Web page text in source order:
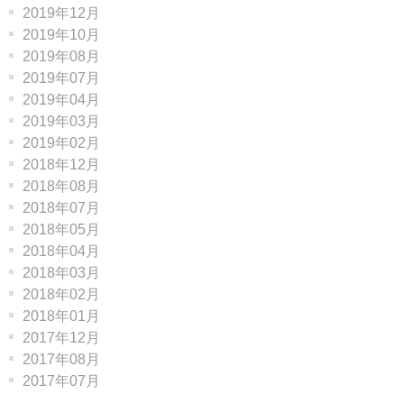
2019年12月
2019年10月
2019年08月
2019年07月
2019年04月
2019年03月
2019年02月
2018年12月
2018年08月
2018年07月
2018年05月
2018年04月
2018年03月
2018年02月
2018年01月
2017年12月
2017年08月
2017年07月